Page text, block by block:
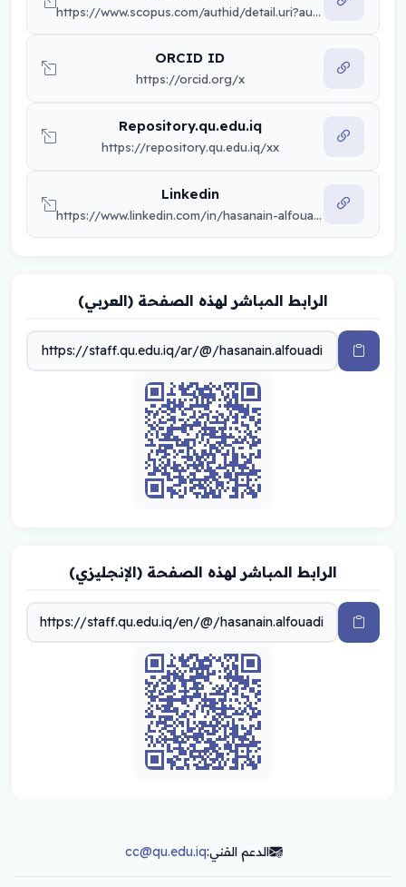
https://www.scopus.com/authid/detail.uri?authorId=x
ORCID ID
https://orcid.org/x
Repository.qu.edu.iq
https://repository.qu.edu.iq/xx
Linkedin
https://www.linkedin.com/in/hasanain-alfouadi-5b6225411/
الرابط المباشر لهذه الصفحة (العربي)
الرابط المباشر لهذه الصفحة (الإنجليزي)
الدعم الفني:cc@qu.edu.iq